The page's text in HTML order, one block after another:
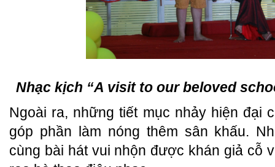
Nhạc kịch “A visit to our beloved
Ngoài ra, những tiết mục nhảy hiện đại
góp phần làm nóng thêm sân khấu.
cùng bài hát vui nhộn được khán giả cỗ